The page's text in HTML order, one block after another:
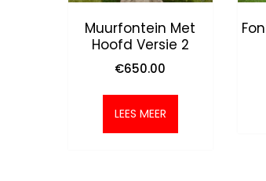
Muurfontein Met
Hoofd Versie 2
€650.00
LEES MEER